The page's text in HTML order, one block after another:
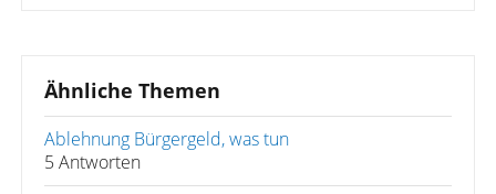
Ähnliche Themen
Ablehnung Bürgergeld, was tun
5 Antworten